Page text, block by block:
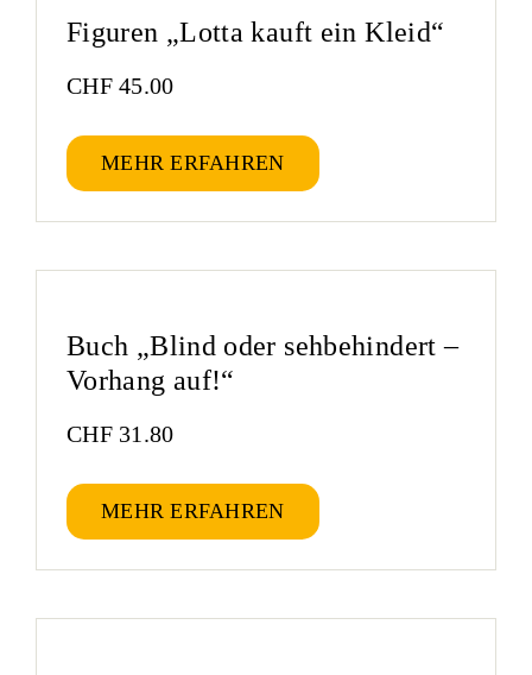
Figuren „Lotta kauft ein Kleid“
CHF45.00
MEHR ERFAHREN
Buch „Blind oder sehbehindert –
Vorhang auf!“
CHF31.80
MEHR ERFAHREN